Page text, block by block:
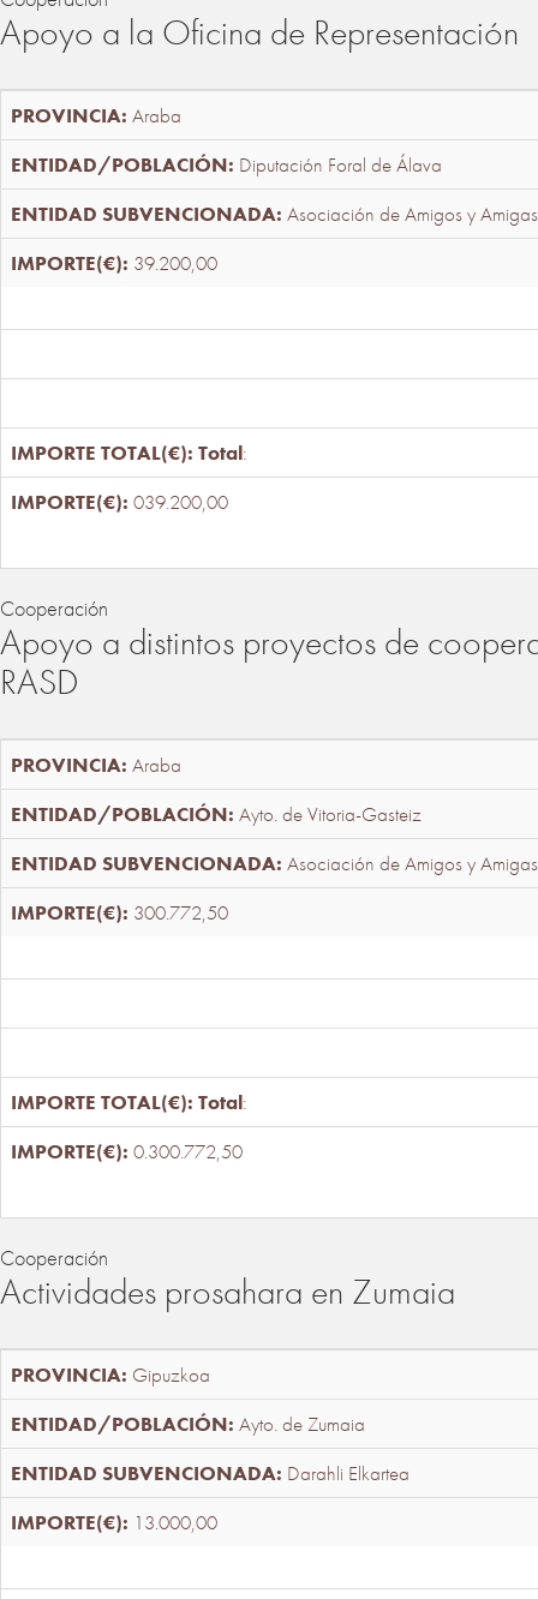
Apoyo a la Oficina de Representación
Araba
Diputación Foral de Álava
Asociación de Amigos y
39.200,00
Total:
039.200,00
Cooperación
Apoyo a distintos proyectos de
RASD
Araba
Ayto. de Vitoria-Gasteiz
Asociación de Amigos y
300.772,50
Total:
0.300.772,50
Cooperación
Actividades prosahara en Zumaia
Gipuzkoa
Ayto. de Zumaia
Darahli Elkartea
13.000,00